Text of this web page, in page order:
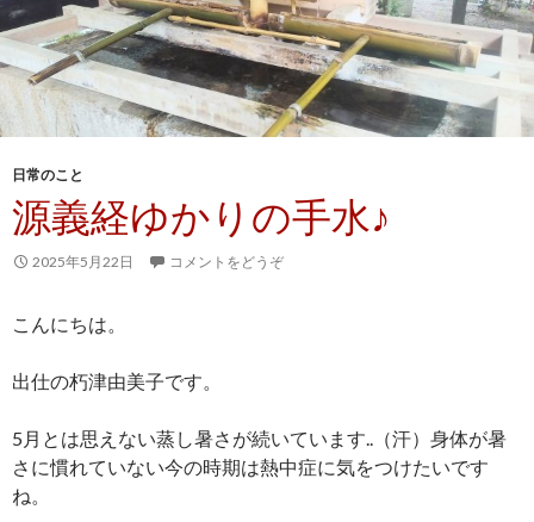
日常のこと
源義経ゆかりの手水♪
2025年5月22日 コメントをどうぞ
こんにちは。
出仕の朽津由美子です。
5月とは思えない蒸し暑さが続いています..（汗）身体が暑
さに慣れていない今の時期は熱中症に気をつけたいです
ね。